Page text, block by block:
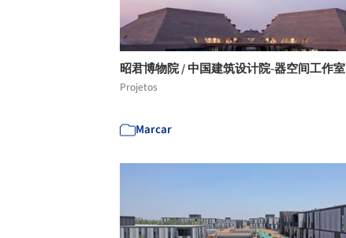
昭君博物院 / 中国建筑设计院-器空间工作室
Projetos
Marcar